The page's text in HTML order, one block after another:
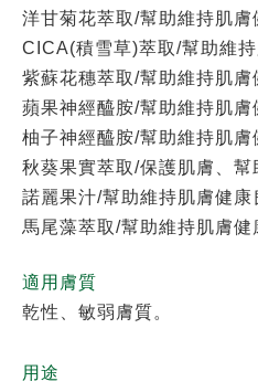
洋甘菊花萃取/幫助維持肌膚
CICA(積雪草)萃取/幫助維
紫蘇花穗萃取/幫助維持肌膚
蘋果神經醯胺/幫助維持肌膚
柚子神經醯胺/幫助維持肌膚
秋葵果實萃取/保護肌膚、
諾麗果汁/幫助維持肌膚健康
馬尾藻萃取/幫助維持肌膚健
適用膚質
乾性、敏弱膚質。
用途